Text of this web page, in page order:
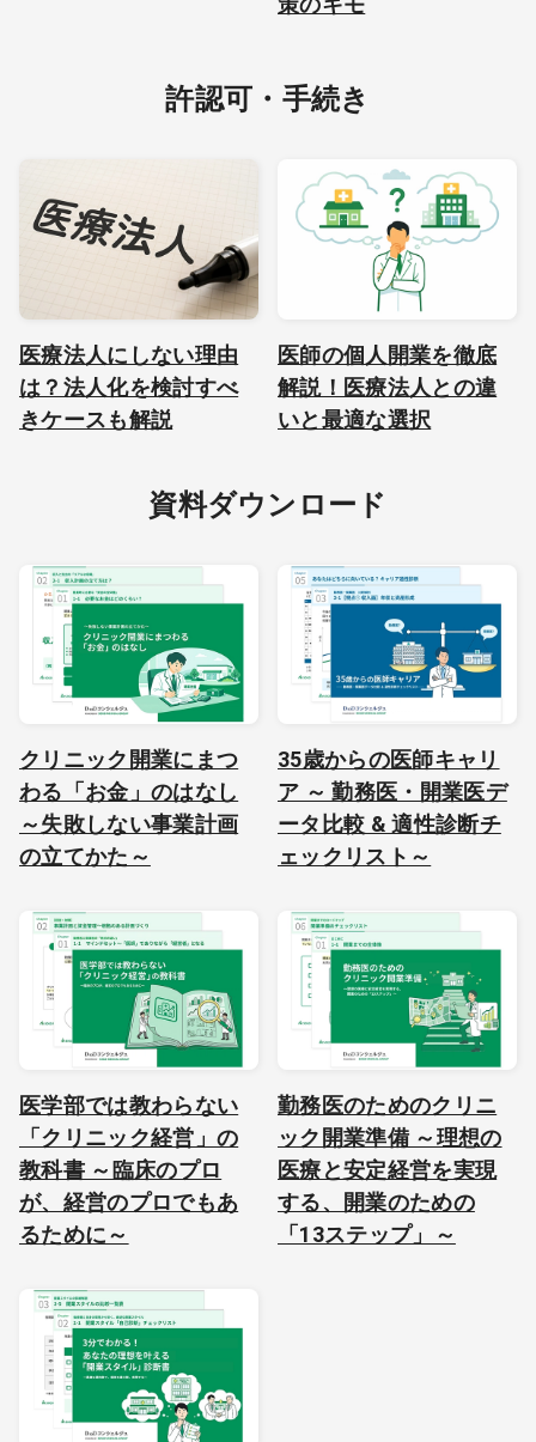
許認可・手続き
医療法人にしない理由
は？法人化を検討すべ
きケースも解説
医師の個人開業を徹底
解説！医療法人との違
いと最適な選択
資料ダウンロード
クリニック開業にまつ
わる「お金」のはなし
～失敗しない事業計画
の立てかた～
35歳からの医師キャリ
ア ～ 勤務医・開業医デ
ータ比較 & 適性診断チ
ェックリスト～
医学部では教わらない
「クリニック経営」の
教科書 ～臨床のプロ
が、経営のプロでもあ
るために～
勤務医のためのクリニ
ック開業準備 ～理想の
医療と安定経営を実現
する、開業のための
「13ステップ」～